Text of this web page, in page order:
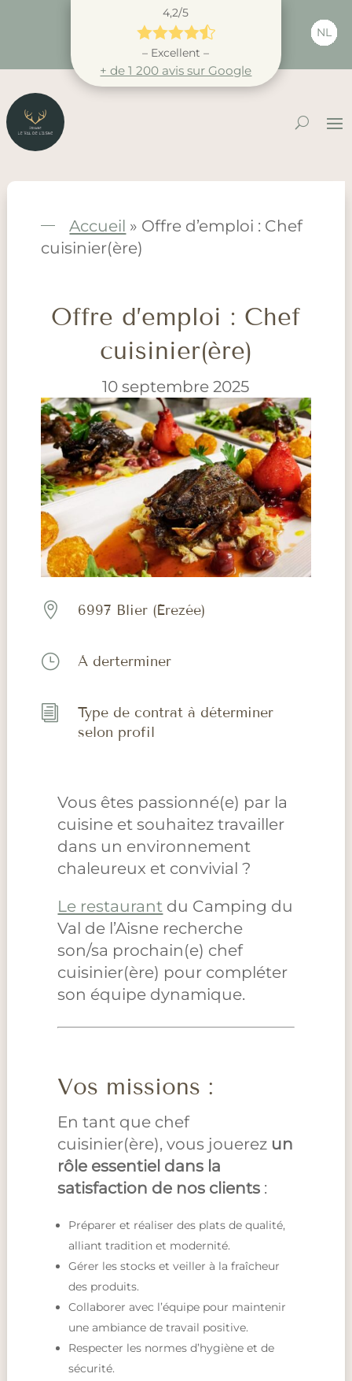
4,2/5

– Excellent –
+ de 1 200 avis sur Google
NL
Accueil » Offre d’emploi : Chef
cuisinier(ère)
Offre d’emploi : Chef
cuisinier(ère)
10 septembre 2025
 6997 Blier (Érezée)
} À derterminer
i
Type de contrat à déterminer
selon profil
Vous êtes passionné(e) par la
cuisine et souhaitez travailler
dans un environnement
chaleureux et convivial ?
Le restaurant du Camping du
Val de l’Aisne recherche
son/sa prochain(e) chef
cuisinier(ère) pour compléter
son équipe dynamique.
Vos missions :
En tant que chef
cuisinier(ère), vous jouerez un
rôle essentiel dans la
satisfaction de nos clients :
Préparer et réaliser des plats de qualité,
alliant tradition et modernité.
Gérer les stocks et veiller à la fraîcheur
des produits.
Collaborer avec l’équipe pour maintenir
une ambiance de travail positive.
Respecter les normes d’hygiène et de
sécurité.